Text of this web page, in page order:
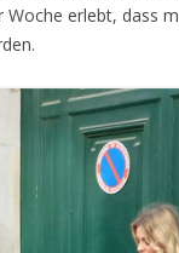
Woche erlebt, dass